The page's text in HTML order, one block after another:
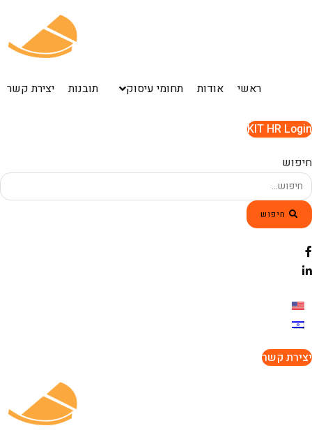
ראשי אודות תחומי עיסוק תובנות יצירת קשר
KIT HR Login
חיפוש
חיפוש
יצירת קשר